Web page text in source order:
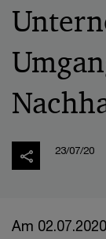
23/07/20
Am